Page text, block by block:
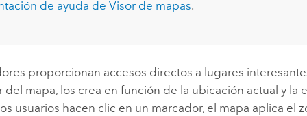
de ayuda de Visor de mapas.
proporcionan accesos directos a lugares
del mapa, los crea en función de la ubicación actual y la
usuarios hacen clic en un marcador, el mapa aplica el